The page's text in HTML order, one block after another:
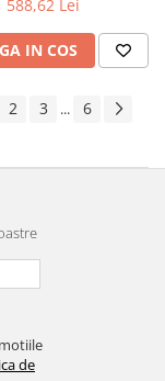
588,62 Lei
IN COS
2 3 ... 6
de